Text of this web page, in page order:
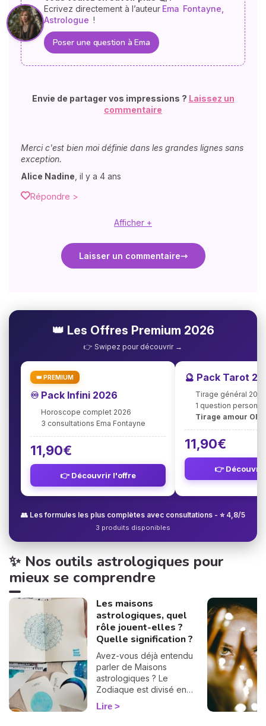
Ecrivez directement à l’auteur Ema Fontayne,
Astrologue !
Poser une question à Ema
Envie de partager vos impressions ? Laissez un
commentaire
Merci c'est bien moi définie dans les grandes lignes sans
exception.
Alice Nadine il y a 4 ans
Répondre >
Afficher +
Laisser un commentaire
👑 Les Offres Premium 2026
👉 Swipez pour découvrir →
👑 PREMIUM
♾️ Pack Infini 2026
Horoscope complet 2026
3 consultations Ema Fontayne
11,90€
👉 Découvrir l'offre
🔮 Pack Tarot
Tirage général 2026
1 question
Tirage amour
11,90€
👉
👥 Les formules les plus complètes avec consultations - ⭐ 4,8/5
3 produits disponibles
✨ Nos outils astrologiques pour
mieux se comprendre
Les maisons
astrologiques, quel
rôle jouent-elles ?
Quelle signification ?
Avez-vous déjà entendu
parler de Maisons
astrologiques ? Le
Zodiaque est divisé en
douze Maisons et chacune
correspond à une sphère
Lire